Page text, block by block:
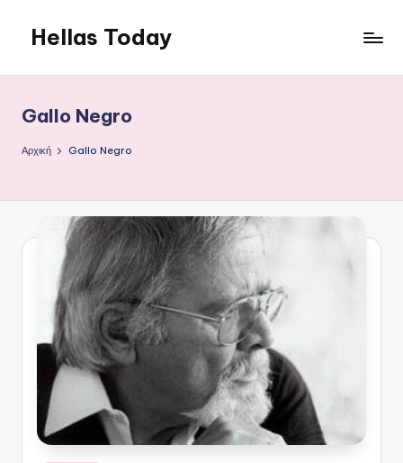
Μετάβαση
περιεχόμενο
Hellas Today
Gallo Negro
Αρχική Gallo Negro